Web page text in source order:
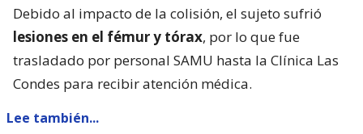
Debido al impacto de la colisión, el sujeto sufrió
lesiones en el fémur y tórax, por lo que fue
trasladado por personal SAMU hasta la Clínica Las
Condes para recibir atención médica.
Lee también...